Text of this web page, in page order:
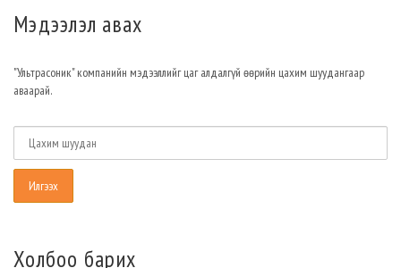
Мэдээлэл авах
"Ультрасоник" компанийн мэдээллийг цаг алдалгүй өөрийн цахим шуудангаар
аваарай.
Холбоо барих